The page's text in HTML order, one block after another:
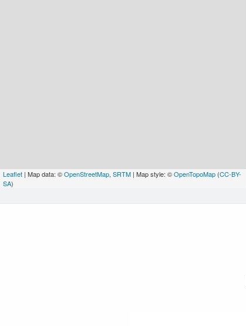
Leaflet | Map data: ©OpenStreetMap, SRTM | Map style: ©OpenTopoMap (CC-BY-
SA)